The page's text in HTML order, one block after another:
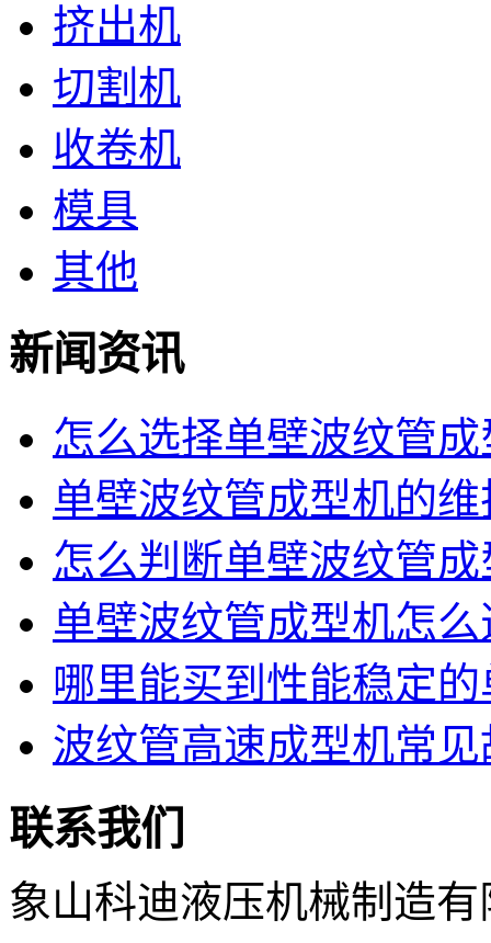
挤出机
切割机
收卷机
模具
其他
新闻资讯
怎么选择单壁波纹管
单壁波纹管成型机的
怎么判断单壁波纹管
单壁波纹管成型机怎
哪里能买到性能稳定
波纹管高速成型机常见
联系我们
象山科迪液压机械制造有